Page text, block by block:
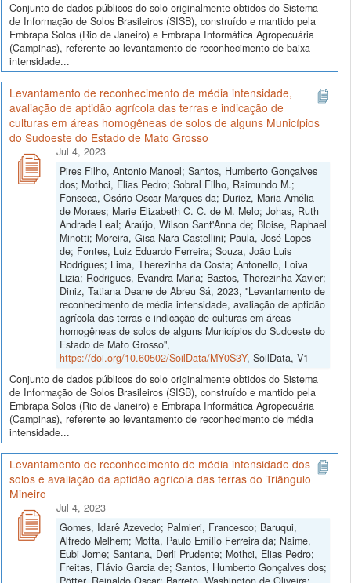
Conjunto de dados públicos do solo originalmente obtidos do Sistema
de Informação de Solos Brasileiros (SISB), construído e mantido pela
Embrapa Solos (Rio de Janeiro) e Embrapa Informática Agropecuária
(Campinas), referente ao levantamento de reconhecimento de baixa
intensidade...
Levantamento de reconhecimento de média intensidade,
avaliação de aptidão agrícola das terras e indicação de
culturas em áreas homogêneas de solos de alguns Municípios
do Sudoeste do Estado de Mato Grosso
Jul 4, 2023
Pires Filho, Antonio Manoel; Santos, Humberto Gonçalves
dos; Mothci, Elias Pedro; Sobral Filho, Raimundo M.;
Fonseca, Osório Oscar Marques da; Duriez, Maria Amélia
de Moraes; Marie Elizabeth C. C. de M. Melo; Johas, Ruth
Andrade Leal; Araújo, Wilson Sant'Anna de; Bloise, Raphael
Minotti; Moreira, Gisa Nara Castellini; Paula, José Lopes
de; Fontes, Luiz Eduardo Ferreira; Souza, João Luis
Rodrigues; Lima, Therezinha da Costa; Antonello, Loiva
Lizia; Rodrigues, Evandra Maria; Bastos, Therezinha Xavier;
Diniz, Tatiana Deane de Abreu Sá, 2023, "Levantamento de
reconhecimento de média intensidade, avaliação de aptidão
agrícola das terras e indicação de culturas em áreas
homogêneas de solos de alguns Municípios do Sudoeste do
Estado de Mato Grosso",
https://doi.org/10.60502/SoilData/MY0S3Y, SoilData, V1
Conjunto de dados públicos do solo originalmente obtidos do Sistema
de Informação de Solos Brasileiros (SISB), construído e mantido pela
Embrapa Solos (Rio de Janeiro) e Embrapa Informática Agropecuária
(Campinas), referente ao levantamento de reconhecimento de média
intensidade...
Levantamento de reconhecimento de média intensidade dos
solos e avaliação da aptidão agrícola das terras do Triângulo
Mineiro
Jul 4, 2023
Gomes, Idarê Azevedo; Palmieri, Francesco; Baruqui,
Alfredo Melhem; Motta, Paulo Emílio Ferreira da; Naime,
Eubi Jorne; Santana, Derli Prudente; Mothci, Elias Pedro;
Freitas, Flávio Garcia de; Santos, Humberto Gonçalves dos;